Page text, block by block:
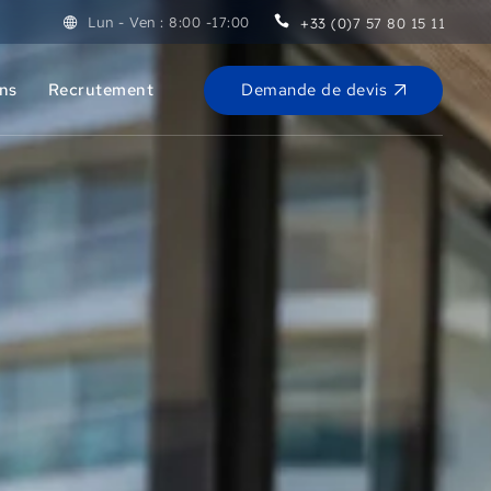
Lun - Ven : 8:00 -17:00 +33 (0)7 57 80 15 11
Recrutement Demande de devis